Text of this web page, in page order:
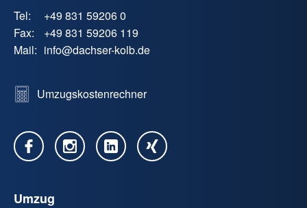
Tel:
+49 831 59206 0
Fax:
+49 831 59206 119
Mail: info@dachser-kolb.de
Umzugskostenrechner
Umzug